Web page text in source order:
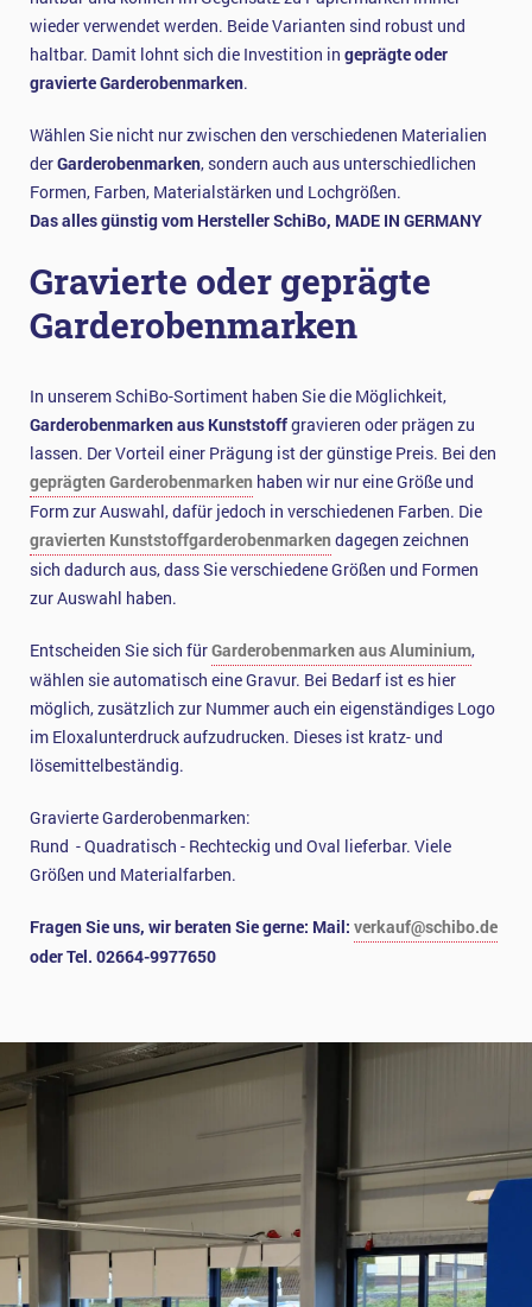
wieder verwendet werden. Beide Varianten sind robust und
haltbar. Damit lohnt sich die Investition in geprägte oder
gravierte Garderobenmarken.
Wählen Sie nicht nur zwischen den verschiedenen Materialien
derGarderobenmarken, sondern auch aus unterschiedlichen
Formen, Farben, Materialstärken und Lochgrößen.
Das alles günstig vom Hersteller SchiBo, MADE IN GERMANY
Gravierte oder geprägte
Garderobenmarken
In unserem SchiBo-Sortiment haben Sie die Möglichkeit,
Garderobenmarken aus Kunststoffgravieren oder prägen zu
lassen. Der Vorteil einer Prägung ist der günstige Preis. Bei den
geprägten Garderobenmarken haben wir nur eine Größe und
Form zur Auswahl, dafür jedoch in verschiedenen Farben. Die
gravierten Kunststoffgarderobenmarken dagegen zeichnen
sich dadurch aus, dass Sie verschiedene Größen und Formen
zur Auswahl haben.
Entscheiden Sie sich fürGarderobenmarken aus Aluminium,
wählen sie automatisch eine Gravur. Bei Bedarf ist es hier
möglich, zusätzlich zur Nummer auch ein eigenständiges Logo
im Eloxalunterdruck aufzudrucken. Dieses ist kratz- und
lösemittelbeständig.
Gravierte Garderobenmarken:
Rund - Quadratisch - Rechteckig und Oval lieferbar. Viele
Größen und Materialfarben.
Fragen Sie uns, wir beraten Sie gerne: Mail: verkauf@schibo.de
oder Tel. 02664-9977650